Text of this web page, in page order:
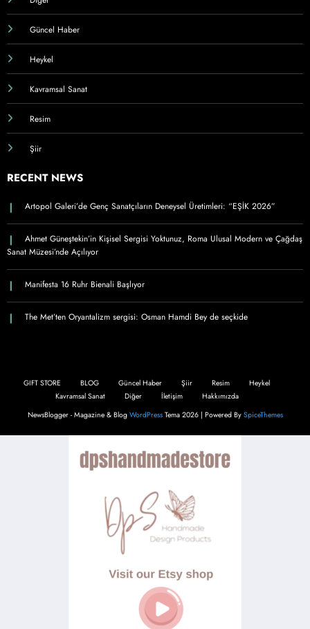
Güncel Haber
Heykel
Kavramsal Sanat
Resim
Şiir
RECENT NEWS
Artopol Galeri’de Genç Sanatçıların Deneysel Üretimleri: “EŞİK 2026”
Ahmet Güneştekin’in Kişisel Sergisi Yoktunuz, Roma Ulusal Modern ve Çağdaş
Sanat Müzesi’nde Açılıyor
Manifesta 16 Ruhr Bienali Başlıyor
The Met’ten Oryantalizm sergisi: Osman Hamdi Bey de seçkide
GIFT STORE BLOG Güncel Haber Şiir Resim
Heykel
Kavramsal Sanat
Diğer İletişim
Hakkımızda
NewsBlogger - Magazine & Blog WordPressTema 2026 | Powered By SpiceThemes